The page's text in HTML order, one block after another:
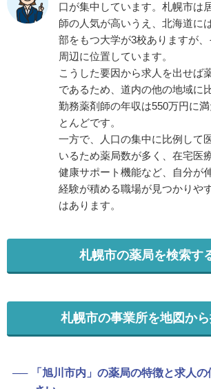
口が集中しています。札幌市は
師の人気が高いうえ、北海道に
部をもつ大学が3校ありますが
周辺に位置しています。
こうした要因から求人を出せば
であるため、道内の他の地域に
勤務薬剤師の年収は550万円に
とんどです。
一方で、人口の集中に比例して
いるため薬局数が多く、在宅医
健康サポート機能など、自分が
経験が積める職場が見つかりや
はあります。
札幌市の薬局を検索す
札幌市の事業所を地図か
「旭川市内」の薬局の特徴と求人